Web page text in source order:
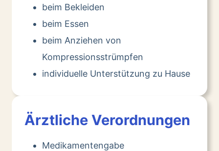
beim Bekleiden
beim Essen
beim Anziehen von
Kompressionsstrümpfen
individuelle Unterstützung zu Hause
Ärztliche Verordnungen
Medikamentengabe